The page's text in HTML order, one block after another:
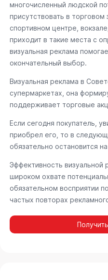
многочисленный людской
присутствовать в торговом
спортивном центре,
приходит в такие места с
визуальная реклама
окончательный выбор.
Визуальная реклама в
супермаркетах, она
поддерживает торговые
Если сегодня покупатель,
приобрел его, то в
обязательно остановится
Эффективность визуальной
широком охвате
обязательном восприятии
частых повторах